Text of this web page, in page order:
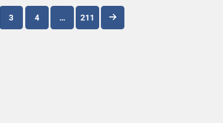
Navigation
3 4 … 211